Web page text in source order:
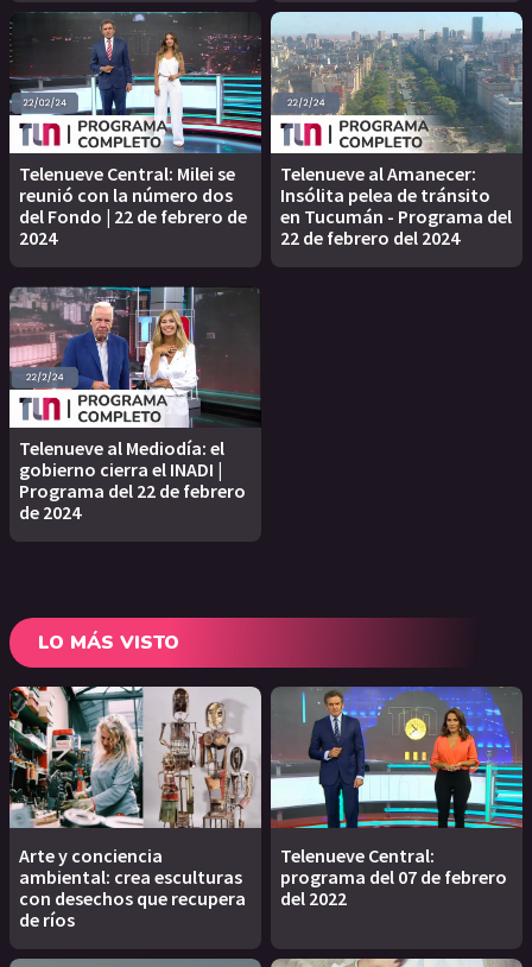
Telenueve Central: Milei se
reunió con la número dos
del Fondo | 22 de febrero de
2024
Telenueve al Amanecer:
Insólita pelea de tránsito
en Tucumán - Programa del
22 de febrero del 2024
Telenueve al Mediodía: el
gobierno cierra el INADI |
Programa del 22 de febrero
de 2024
LO MÁS VISTO
Arte y conciencia
ambiental: crea esculturas
con desechos que recupera
de ríos
Telenueve Central:
programa del 07 de febrero
del 2022